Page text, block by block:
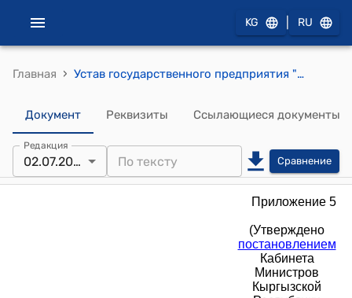
KG RU
Главная › Устав государственного предприятия "Орловское предприятие теплоснабжения" при Министерстве энергетики Кыргызской Республики (Утверждено постановлением Кабинета Министров Кыргызской Республики от 2 июля 2024 года № 345)
Документ Реквизиты Ссылающиеся документы
Редакция
02.07.2024 Сравнение